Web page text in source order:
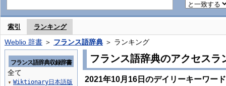
索引 ランキング
Weblio 辞書 ＞ フランス語辞典 ＞ ランキング
フランス語辞典のアクセスラ
2021年10月16日のデイリーキーワー
フランス語辞典収録辞書
全て
▼ Wiktionary日本語版